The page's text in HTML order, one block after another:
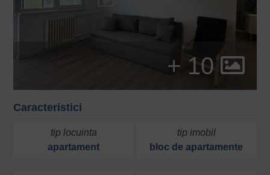
+ 10
Caracteristici
tip locuinta
apartament
tip imobil
bloc de apartamente